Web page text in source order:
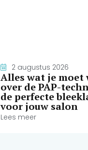
2 augustus 2026
Alles wat je moet
over de PAP-
de perfecte
voor jouw salon
Lees meer